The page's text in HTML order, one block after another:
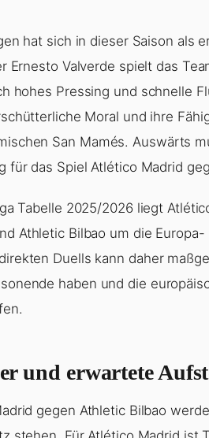
hat sich in dieser Saison als
Ernesto Valverde spielt das
hohes Pressing und schnelle
Moral und ihre
San Mamés. Auswärts
für das Spiel Atlético Madrid
Tabelle 2025/2026 liegt
Athletic Bilbao um die
Duells kann daher
haben und die
und erwartete
gegen Athletic Bilbao